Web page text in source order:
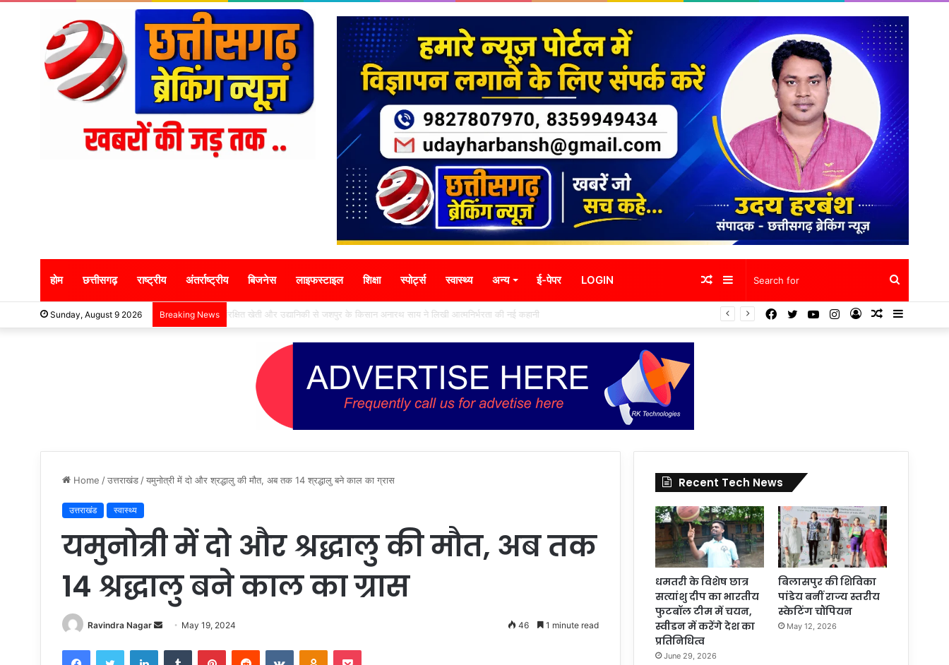
होम छत्तीसगढ़ राष्ट्रीय अंतर्राष्ट्रीय बिजनेस लाइफस्टाइल शिक्षा स्पोर्ट्स स्वास्थ्य अन्य ई-पेपर LOGIN Search
for
Sidebar
Random
Article
Sunday, August 9 2026 Breaking News गुजरात में छत्तीसगढ़ पर्यटन की दमदार दस्तक Sidebar
Random
Log
Instagram
YouTube
Twitter
Facebook
Home /उत्तराखंड /यमुनोत्री में दो और श्रद्धालु की मौत, अब तक 14 श्रद्धालु बने काल का ग्रास
उत्तराखंड स्वास्थ्य
यमुनोत्री में दो और श्रद्धालु की मौत, अब तक
14 श्रद्धालु बने काल का ग्रास
Ravindra Nagar
Send
email
May 19, 2024 46 1 minute read
FacebookTwitter LinkedInTumblr PinterestReddit VKontakteOdnoklassniki
Pocket
Recent Tech News
धमतरी के विशेष छात्र
सत्यांशु दीप का भारतीय
फुटबॉल टीम में चयन,
स्वीडन में करेंगे देश का
प्रतिनिधित्व
June 29, 2026
बिलासपुर की शिविका
पांडेय बनीं राज्य स्तरीय
स्केटिंग चौंपियन
May 12, 2026